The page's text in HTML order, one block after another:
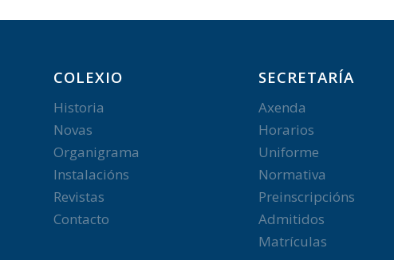
COLEXIO
Historia
Novas
Organigrama
Instalacións
Revistas
Contacto
SECRETARÍA
Axenda
Horarios
Uniforme
Normativa
Preinscripcións
Admitidos
Matrículas